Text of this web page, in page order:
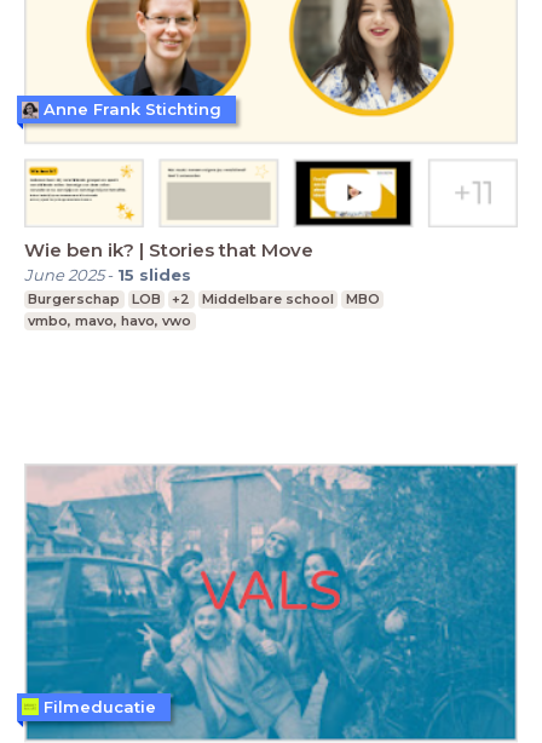
Wie ben ik? | Stories that Move
June 2025- 15 slides
Burgerschap LOB +2 Middelbare school
MBO
vmbo, mavo, havo, vwo
Anne Frank Stichting
Filmeducatie